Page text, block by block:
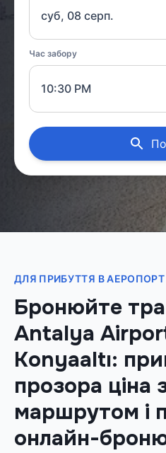
суб, 08 серп.
Час забору
10:30 PM
ДЛЯ ПРИБУТТЯ В АЕРОПОРТ
Бронюйте
Antalya
Konyaaltı:
прозора ціна
маршрутом і
онлайн-